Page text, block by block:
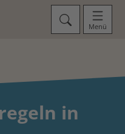
Menü
in